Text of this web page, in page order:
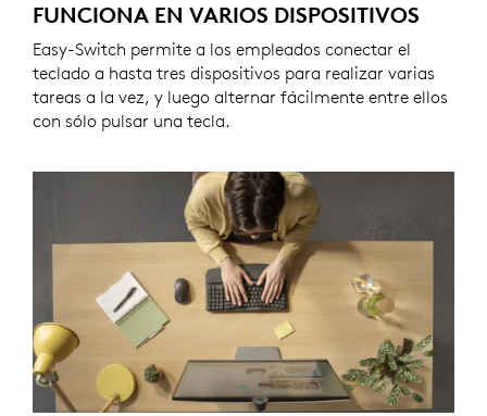
FUNCIONA EN VARIOS DISPOSITIVOS
Easy-Switch permite a los empleados conectar el
teclado a hasta tres dispositivos para realizar varias
tareas a la vez, y luego alternar fácilmente entre ellos
con sólo pulsar una tecla.